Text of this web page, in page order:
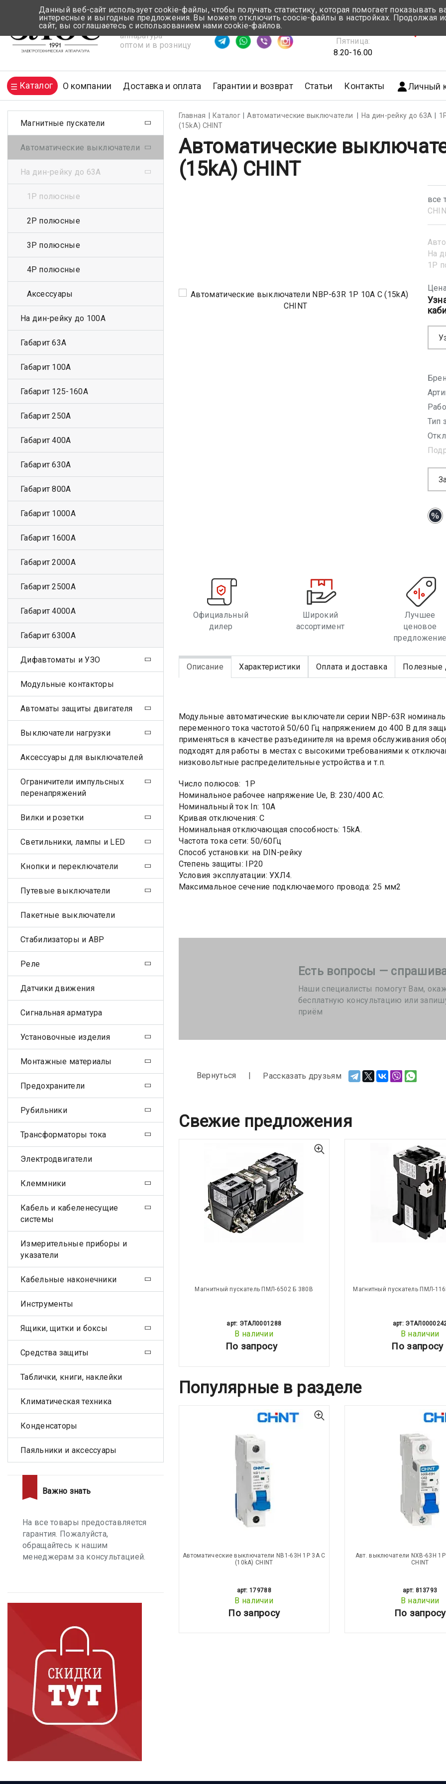
Электротехническая
аппаратура
оптом и в розницу
Время ответа ≈ 5 мин
Понедельник-Четверг:
Пятница:
8.20-16.00
Каталог О компании Доставка и оплата Гарантии и возврат Статьи Контакты Личный
Главная Каталог Автоматические выключатели На дин-рейку до 63А
(15kA) CHINT
Автоматические
(15kA) CHINT
все
На
1Р
Тип
Официальный
дилер
Широкий
ассортимент
Лучшее
ценовое
предложение
Описание Характеристики Оплата и доставка Полезные
Модульные автоматические выключатели серии NBP-63R
переменного тока частотой 50/60 Гц напряжением до 400 В для
применяться в качестве разъединителя на время обслуживания
подходят для работы в местах с высокими требованиями к
низковольтные распределительные устройства и т.п.
Число полюсов: 1Р
Номинальное рабочее напряжение Ue, B: 230/400 AC.
Номинальный ток In: 10А
Кривая отключения: C
Номинальная отключающая способность: 15kA.
Частота тока сети: 50/60Гц
Способ установки: на DIN-рейку
Степень защиты: IP20
Условия эксплуатации: УХЛ4.
Максимальное сечение подключаемого провода: 25 мм2
Есть вопросы —
Наши специалисты помогут Вам,
бесплатную консультацию или
приём
Вернуться Рассказать друзьям
Свежие предложения
Магнитный пускатель ПМЛ-6502 Б 380В
арт: ЭТАЛ0001288
В наличии
По запросу
Магнитный пускатель ПМЛ-
арт:
В наличии
По запросу
Популярные в разделе
Автоматические выключатели NB1-63H 1P 3A C
(10kA) CHINT
арт: 179788
В наличии
По запросу
Авт. выключатели NXB-63H
CHINT
арт: 813793
В наличии
По запросу
Магнитные пускатели
Автоматические выключатели
На дин-рейку до 63А
1Р полюсные
2Р полюсные
3Р полюсные
4Р полюсные
Аксессуары
На дин-рейку до 100А
Габарит 63А
Габарит 100А
Габарит 125-160А
Габарит 250А
Габарит 400А
Габарит 630А
Габарит 800А
Габарит 1000А
Габарит 1600А
Габарит 2000А
Габарит 2500А
Габарит 4000А
Габарит 6300А
Дифавтоматы и УЗО
Модульные контакторы
Автоматы защиты двигателя
Выключатели нагрузки
Аксессуары для выключателей
Ограничители импульсных
перенапряжений
Вилки и розетки
Светильники, лампы и LED
Кнопки и переключатели
Путевые выключатели
Пакетные выключатели
Стабилизаторы и АВР
Реле
Датчики движения
Сигнальная арматура
Установочные изделия
Монтажные материалы
Предохранители
Рубильники
Трансформаторы тока
Электродвигатели
Клеммники
Кабель и кабеленесущие
системы
Измерительные приборы и
указатели
Кабельные наконечники
Инструменты
Ящики, щитки и боксы
Средства защиты
Таблички, книги, наклейки
Климатическая техника
Конденсаторы
Паяльники и аксессуары
Важно знать
На все товары предоставляется
гарантия. Пожалуйста,
обращайтесь к нашим
менеджерам за консультацией.
Данный веб-сайт использует cookie-файлы, чтобы получать статистику, которая помогает показывать
интересные и выгодные предложения. Вы можете отключить coocie-файлы в настройках. Продолжая
сайт, вы соглашаетесь с использованием нами cookie-файлов.